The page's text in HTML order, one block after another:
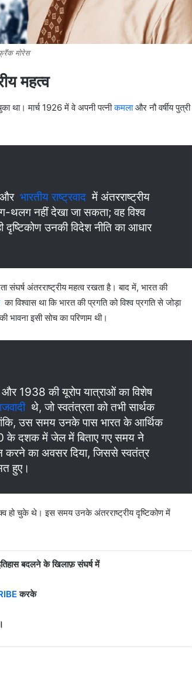
मोरेस
महत्व
था। मार्च 1926 में वे अपनी पत्नीकमलाऔर नौ वर्षीय पुत्री
और भारतीय राष्ट्रवाद में अंतरराष्ट्रीय
थलग नहीं देखा जा सकता; वह विश्व
उनकी विदेश नीति का आधार
संघर्ष अंतरराष्ट्रीय महत्व रखता है। बाद में, भारत की
का विश्वास था कि भारत की प्रगति को विश्व प्रगति से जोड़ा
भावना इसी सोच का परिणाम थी।
और 1938 की यूरोप यात्राओं का विशेष
थे, जो स्वतंत्रता को तभी सार्थक
उस समय उनके पास भारत के आर्थिक
के दशक में जेल में बिताए गए समय ने
करने का अवसर दिया, जिससे स्वतंत्र
हुए।
हो चुके थे। इस समय उनके अंतरराष्ट्रीय दृष्टिकोण में
बदलने के खिलाफ़ संघर्ष में
करके